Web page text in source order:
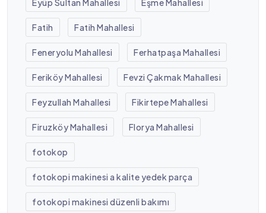
Fatih Fatih Mahallesi
Feneryolu Mahallesi Ferhatpaşa Mahallesi
Feriköy Mahallesi Fevzi Çakmak Mahallesi
Feyzullah Mahallesi Fikirtepe Mahallesi
Firuzköy Mahallesi Florya Mahallesi
fotokop
fotokopi makinesi a kalite yedek parça
fotokopi makinesi düzenli bakımı